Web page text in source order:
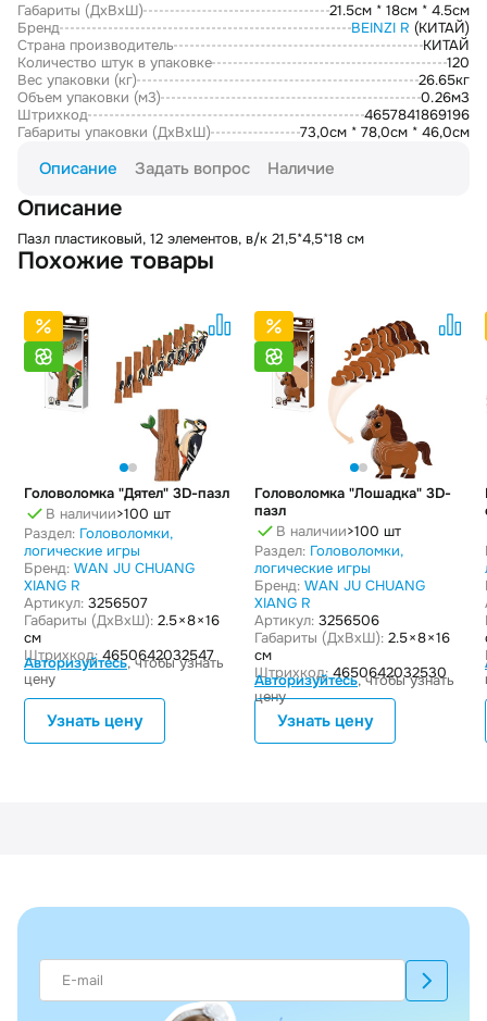
Габариты (ДxВxШ)
21.5см * 18см * 4.5см
Бренд
BEINZI R (КИТАЙ)
Страна производитель
КИТАЙ
Количество штук в упаковке
120
Вес упаковки (кг)
26.65кг
Объем упаковки (м3)
0.26м3
Штрихкод
4657841869196
Габариты упаковки (ДxВxШ)
73,0см * 78,0см * 46,0см
Описание Задать вопрос Наличие
Описание
Пазл пластиковый, 12 элементов, в/к 21,5*4,5*18 см
Похожие товары
Головоломка "Дятел" 3D-пазл
В наличии>100 шт
Раздел: Головоломки,
логические игры
Бренд: WAN JU CHUANG
XIANG R
Артикул: 3256507
Габариты (ДxВxШ): 2.5 × 8 × 16
см
Штрихкод: 4650642032547
Авторизуйтесь, чтобы узнать
цену
Узнать цену
Головоломка "Лошадка" 3D-
пазл
В наличии>100 шт
Раздел: Головоломки,
логические игры
Бренд: WAN JU CHUANG
XIANG R
Артикул: 3256506
Габариты (ДxВxШ): 2.5 × 8 × 16
см
Штрихкод: 4650642032530
Авторизуйтесь, чтобы узнать
цену
Узнать цену